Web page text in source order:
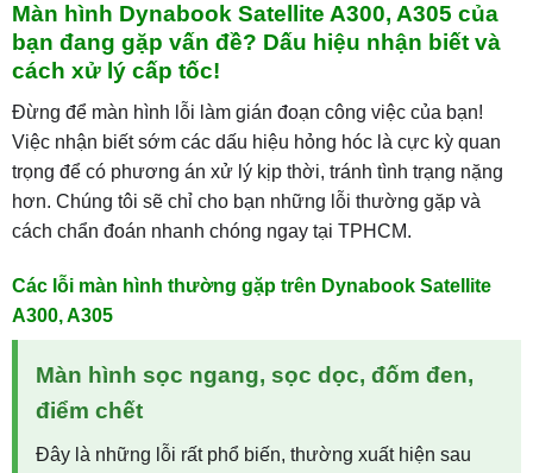
Màn hình Dynabook Satellite A300, A305 của
bạn đang gặp vấn đề? Dấu hiệu nhận biết và
cách xử lý cấp tốc!
Đừng để màn hình lỗi làm gián đoạn công việc của bạn!
Việc nhận biết sớm các dấu hiệu hỏng hóc là cực kỳ quan
trọng để có phương án xử lý kịp thời, tránh tình trạng nặng
hơn. Chúng tôi sẽ chỉ cho bạn những lỗi thường gặp và
cách chẩn đoán nhanh chóng ngay tại TPHCM.
Các lỗi màn hình thường gặp trên Dynabook Satellite
A300, A305
Màn hình sọc ngang, sọc dọc, đốm đen,
điểm chết
Đây là những lỗi rất phổ biến, thường xuất hiện sau